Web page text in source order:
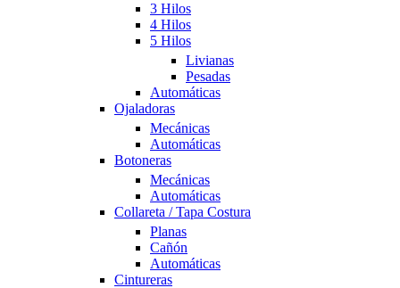
3 Hilos
4 Hilos
5 Hilos
Livianas
Pesadas
Automáticas
Ojaladoras
Mecánicas
Automáticas
Botoneras
Mecánicas
Automáticas
Collareta / Tapa Costura
Planas
Cañón
Automáticas
Cintureras